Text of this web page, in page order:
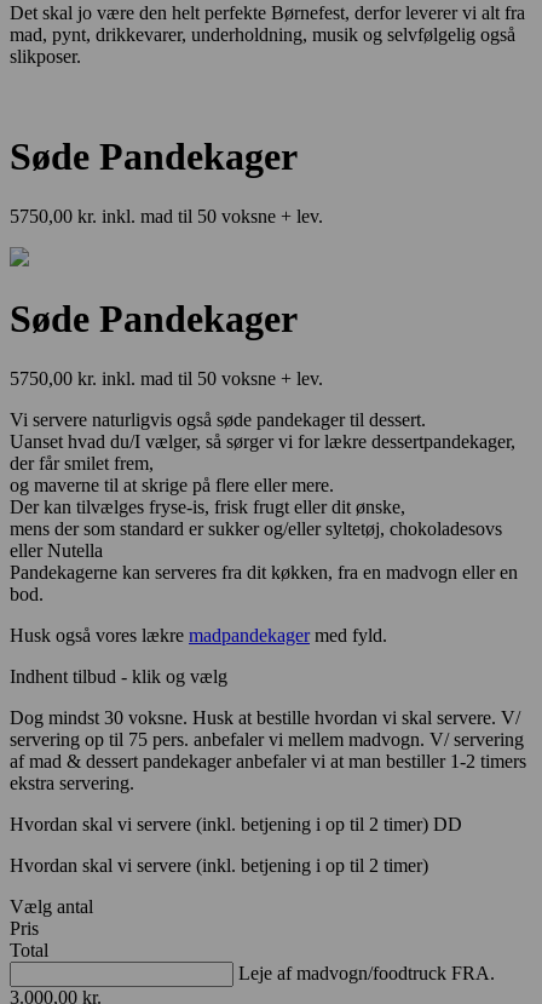
Det skal jo være den helt perfekte Børnefest, derfor leverer vi alt fra
mad, pynt, drikkevarer, underholdning, musik og selvfølgelig også
slikposer.
Søde Pandekager
5750,00 kr. inkl. mad til 50 voksne + lev.
Søde Pandekager
5750,00 kr. inkl. mad til 50 voksne + lev.
Vi servere naturligvis også søde pandekager til dessert.
Uanset hvad du/I vælger, så sørger vi for lækre dessertpandekager,
der får smilet frem,
og maverne til at skrige på flere eller mere.
Der kan tilvælges fryse-is, frisk frugt eller dit ønske,
mens der som standard er sukker og/eller syltetøj, chokoladesovs
eller Nutella
Pandekagerne kan serveres fra dit køkken, fra en madvogn eller en
bod.
Husk også vores lækre madpandekagermed fyld.
Indhent tilbud - klik og vælg
Dog mindst 30 voksne. Husk at bestille hvordan vi skal servere. V/
servering op til 75 pers. anbefaler vi mellem madvogn. V/ servering
af mad & dessert pandekager anbefaler vi at man bestiller 1-2 timers
ekstra servering.
Hvordan skal vi servere (inkl. betjening i op til 2 timer) DD
Hvordan skal vi servere (inkl. betjening i op til 2 timer)
Vælg antal
Pris
Total
Leje af madvogn/foodtruck FRA.
3.000,00 kr.